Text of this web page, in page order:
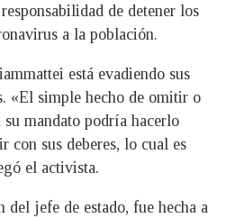
de detener los
a la población.
está evadiendo sus
«El simple hecho de omitir o
mandato podría hacerlo
con sus deberes, lo cual es
el activista.
del jefe de estado, fue hecha a